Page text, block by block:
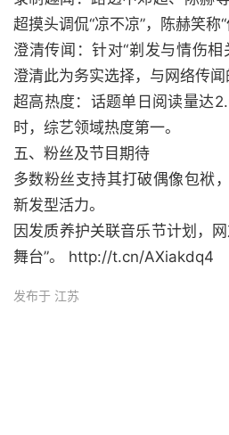
超摸头调侃“凉不凉”，陈赫笑称“
澄清传闻：针对“剃发与情伤
澄清此为务实选择，与网络传闻
超高热度：话题单日阅读量达
时，综艺领域热度第一。
五、粉丝及节目期待
多数粉丝支持其打破偶像包袱
新发型活力。
因发质养护关联音乐节计划，
舞台”。 http://t.cn/AXiakdq4
发布于 江苏